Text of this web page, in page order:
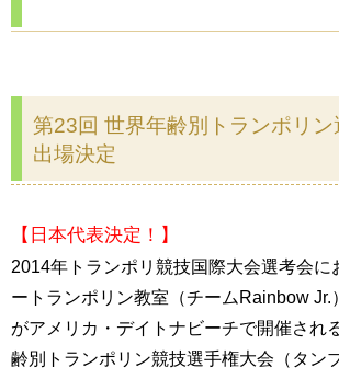
第23回 世界年齢別トランポリン
出場決定
【日本代表決定！】
2014年トランポリ競技国際大会選考会に
ートランポリン教室（チームRainbow Jr.
がアメリカ・デイトナビーチで開催され
齢別トランポリン競技選手権大会（タン